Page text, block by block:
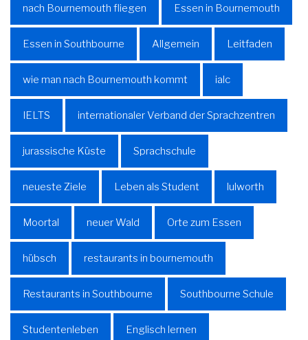
nach Bournemouth fliegen Essen in Bournemouth
Essen in Southbourne Allgemein Leitfaden
wie man nach Bournemouth kommt ialc
IELTS internationaler Verband der Sprachzentren
jurassische Küste Sprachschule
neueste Ziele Leben als Student lulworth
Moortal neuer Wald Orte zum Essen
hübsch restaurants in bournemouth
Restaurants in Southbourne Southbourne Schule
Studentenleben Englisch lernen